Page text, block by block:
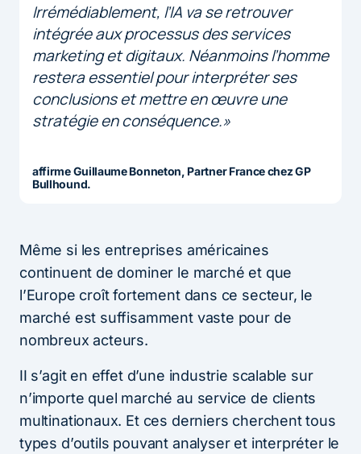
Irrémédiablement, l’IA va se retrouver
intégrée aux processus des services
marketing et digitaux. Néanmoins l’homme
restera essentiel pour interpréter ses
conclusions et mettre en œuvre une
stratégie en conséquence.»
affirme Guillaume Bonneton, Partner France chez GP
Bullhound.
Même si les entreprises américaines
continuent de dominer le marché et que
l’Europe croît fortement dans ce secteur, le
marché est suffisamment vaste pour de
nombreux acteurs.
II s’agit en effet d’une industrie scalable sur
n’importe quel marché au service de clients
multinationaux. Et ces derniers cherchent tous
types d’outils pouvant analyser et interpréter le